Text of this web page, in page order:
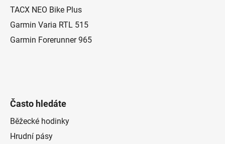
TACX NEO Bike Plus
Garmin Varia RTL 515
Garmin Forerunner 965
Často hledáte
Běžecké hodinky
Hrudní pásy